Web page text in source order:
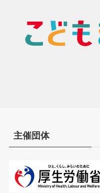
主催団体